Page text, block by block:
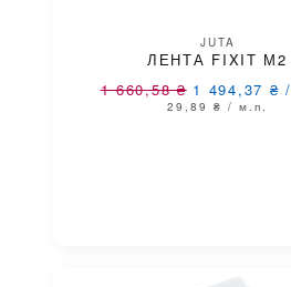
JUTA
ЛЕНТА FIXIT М2
1 660,58₴ 1 494,37 ₴ /
29,89 ₴ / м.п.